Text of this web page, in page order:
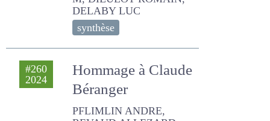
WOILTOCK A., LEPAGE M,
DIEULOT ROMAIN, DELABY
LUC
synthèse
Hommage à
Claude Béranger